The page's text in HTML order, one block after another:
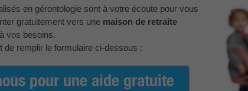
en gérontologie sont à votre écoute pour vous
gratuitement vers une maison de retraite
vos besoins.
de remplir le formulaire ci-dessous :
pour une aide gratuite